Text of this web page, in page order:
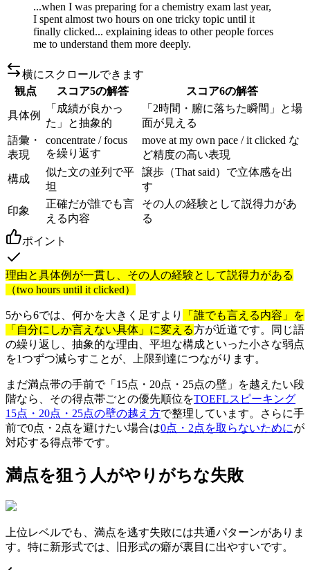
...when I was preparing for a chemistry exam last year,
I spent almost two hours on one tricky topic until it
finally clicked... explaining ideas to other people forces
me to understand them more deeply.
横にスクロールできます
観点
スコア5の解答 スコア6の解答
具体例
「成績が良かっ
た」と抽象的
「2時間・腑に落ちた瞬間」と場
面が見える
語彙・
表現
concentrate / focus
を繰り返す
move at my own pace / it clicked な
ど精度の高い表現
構成
似た文の並列で平
坦
譲歩（That said）で立体感を出
す
印象
正確だが誰でも言
える内容
その人の経験として説得力があ
る
ポイント
理由と具体例が一貫し、その人の経験として説得力がある
（two hours until it clicked）
5から6では、何かを大きく足すより
「誰でも言える内容」を
「自分にしか言えない具体」に変える方が近道です。同じ語
の繰り返し、抽象的な理由、平坦な構成といった小さな弱点
を1つずつ減らすことが、上限到達につながります。
まだ満点帯の手前で「15点・20点・25点の壁」を越えたい段
階なら、その得点帯ごとの優先順位をTOEFLスピーキング
15点・20点・25点の壁の越え方で整理しています。さらに手
前で0点・2点を避けたい場合は0点・2点を取らないためにが
対応する得点帯です。
満点を狙う人がやりがちな失敗
上位レベルでも、満点を逃す失敗には共通パターンがありま
す。特に新形式では、旧形式の癖が裏目に出やすいです。